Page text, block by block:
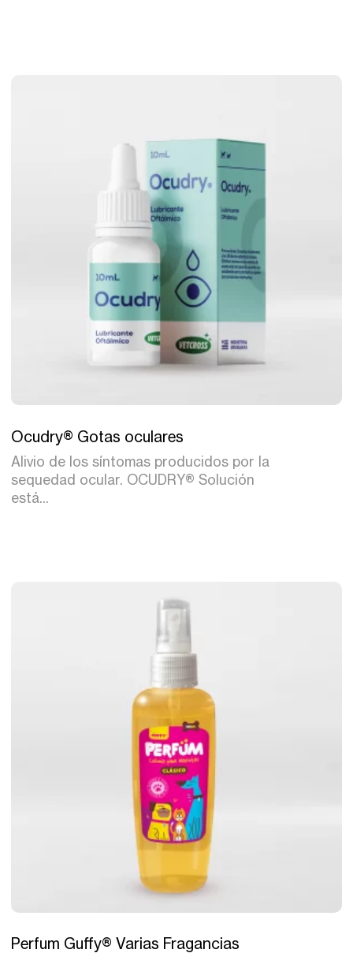
Tratamiento
Ocudry® Gotas oculares
Alivio de los síntomas producidos por la
sequedad ocular. OCUDRY® Solución
está...
Perfum Guffy® Varias Fragancias